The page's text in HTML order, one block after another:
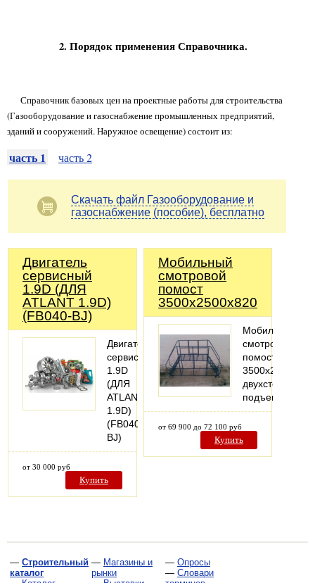
2. Порядок применения Справочника.
Справочник базовых цен на проектные работы для строительства
(Газооборудование и газоснабжение промышленных предприятий,
зданий и сооружений. Наружное освещение) состоит из:
часть 1 часть 2
Скачать файл Газооборудование и
газоснабжение (пособие), бесплатно
Двигатель
сервисный
1.9D (ДЛЯ
ATLANT 1.9D)
(FB040-BJ)
Двигатель
сервисный
1.9D
(ДЛЯ
ATLANT
1.9D)
(FB040-
BJ)
от 30 000 руб
Купить
Мобильный
смотровой
помост
3500х2500х820
Мобильный
смотровой
помост
двухсторонний
подъем.
от 69 900 до 72 100 руб
Купить
— Строительный
каталог
— Магазины и
рынки
— Опросы
— Словари